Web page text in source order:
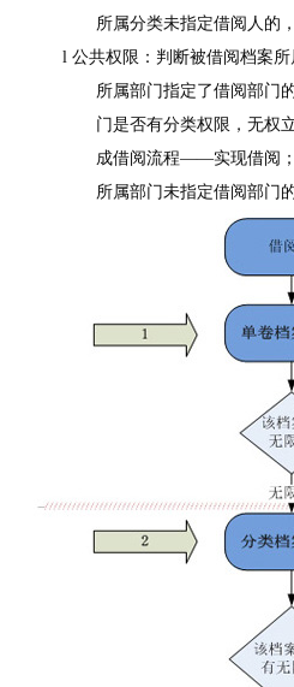
所属分类未指定借阅人的
l 公共权限：判断被借阅档案所
所属部门指定了借阅部门
门是否有分类权限，无权
成借阅流程——实现借阅；
所属部门未指定借阅部门